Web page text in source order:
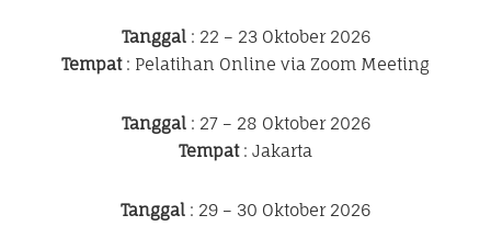
Tanggal: 22 – 23 Oktober 2026
Tempat: Pelatihan Online via Zoom Meeting
Tanggal: 27 – 28 Oktober 2026
Tempat: Jakarta
Tanggal : 29 – 30 Oktober 2026